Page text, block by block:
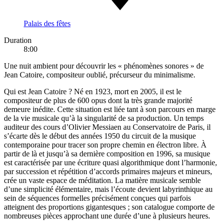
Palais des fêtes
Duration
8:00
Une nuit ambient pour découvrir les « phénomènes sonores » de
Jean Catoire, compositeur oublié, précurseur du minimalisme.
Qui est Jean Catoire ? Né en 1923, mort en 2005, il est le
compositeur de plus de 600 opus dont la très grande majorité
demeure inédite. Cette situation est liée tant à son parcours en marge
de la vie musicale qu’à la singularité de sa production. Un temps
auditeur des cours d’Olivier Messiaen au Conservatoire de Paris, il
s’écarte dès le début des années 1950 du circuit de la musique
contemporaine pour tracer son propre chemin en électron libre. À
partir de là et jusqu’à sa dernière composition en 1996, sa musique
est caractérisée par une écriture quasi algorithmique dont l’harmonie,
par succession et répétition d’accords primaires majeurs et mineurs,
crée un vaste espace de méditation. La matière musicale semble
d’une simplicité élémentaire, mais l’écoute devient labyrinthique au
sein de séquences formelles précisément conçues qui parfois
atteignent des proportions gigantesques ; son catalogue comporte de
nombreuses pièces approchant une durée d’une à plusieurs heures.